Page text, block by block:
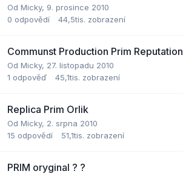
Od Micky, 9. prosince 2010
0 odpovědí 44,5tis. zobrazení
Communst Production Prim Reputation
Od Micky, 27. listopadu 2010
1 odpověď 45,1tis. zobrazení
Replica Prim Orlik
Od Micky, 2. srpna 2010
15 odpovědí 51,1tis. zobrazení
PRIM oryginal ? ?